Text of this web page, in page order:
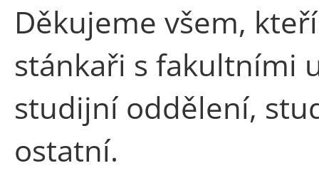
Děkujeme všem,
stánkaři s fakultními
studijní oddělení,
ostatní.